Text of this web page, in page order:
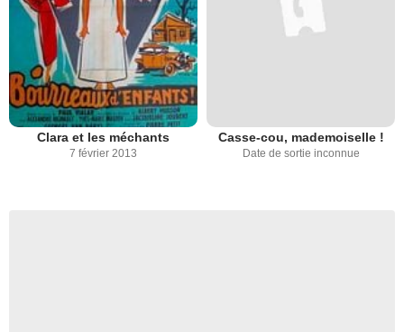
Clara et les méchants
7 février 2013
Casse-cou, mademoiselle !
Date de sortie inconnue